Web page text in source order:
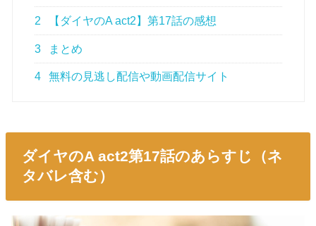
2 【ダイヤのA act2】第17話の感想
3 まとめ
4 無料の見逃し配信や動画配信サイト
ダイヤのA act2第17話のあらすじ（ネ
タバレ含む）